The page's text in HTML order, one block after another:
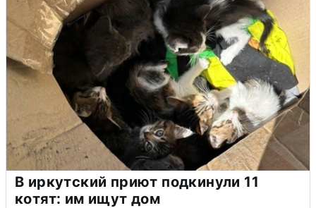
В иркутский приют подкинули 11
котят: им ищут дом